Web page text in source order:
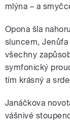
mlýna – a
Opona šla
sluncem, Jenůfa
všechny
symfonický
tím krásný a
Janáčkova
vášnivé